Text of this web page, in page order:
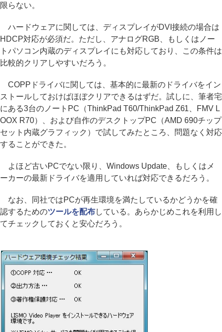
限らない。
ハードウェアに関しては、ディスプレイがDVI接続の場合は
HDCP対応が必須だ。ただし、アナログRGB、もしくはノー
トパソコン内蔵のディスプレイにも対応しており、この条件は
比較的クリアしやすいだろう。
COPPドライバに関しては、基本的に最新のドライバをイン
ストールしておけばほぼクリアできるはずだ。試しに、筆者宅
にある3台のノートPC（ThinkPad T60/ThinkPad Z61、FMV L
OOX R70）、および自作のデスクトップPC（AMD 690チップ
セット内蔵グラフィック）で試してみたところ、問題なく対応
することができた。
よほど古いPCでない限り、Windows Update、もしくはメ
ーカーの最新ドライバを適用していれば対応できるだろう。
なお、同社ではPCが再生環境を満たしているかどうかを確
認するためのツールを配布している。あらかじめこれを利用し
てチェックしておくと安心だろう。